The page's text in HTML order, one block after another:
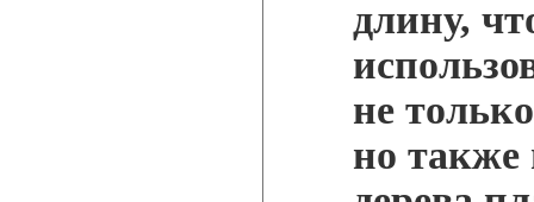
длину,
не
но